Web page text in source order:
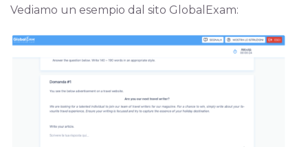
Vediamo un esempio dal sito GlobalExam: